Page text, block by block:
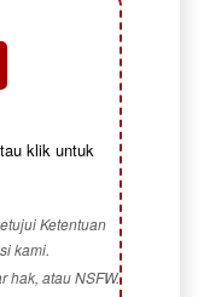
klik untuk
Ketentuan
kami.
hak, atau NSFW.